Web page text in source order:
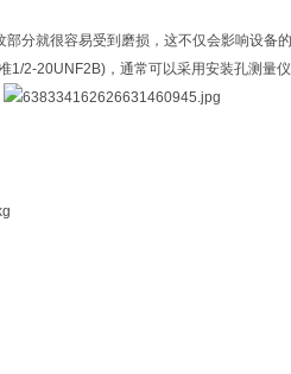
分就很容易受到磨损，这不仅会影响设备
2-20UNF2B)，通常可以采用安装孔测量